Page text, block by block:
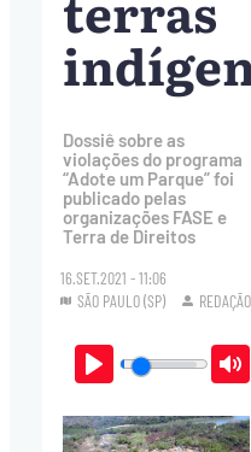
Dossiê sobre as
violações do programa
“Adote um Parque” foi
publicado pelas
organizações FASE e
Terra de Direitos
16.SET.2021 - 11:06
SÃO PAULO (SP)
REDAÇÃO
Play